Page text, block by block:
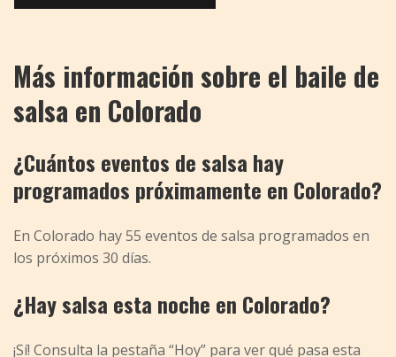
Más información sobre el baile de
salsa en Colorado
¿Cuántos eventos de salsa hay
programados próximamente en Colorado?
En Colorado hay 55 eventos de salsa programados en
los próximos 30 días.
¿Hay salsa esta noche en Colorado?
¡Sí! Consulta la pestaña “Hoy” para ver qué pasa esta